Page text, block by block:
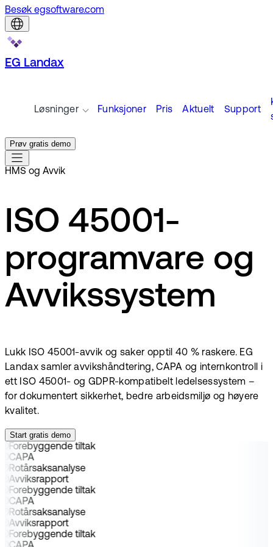
Besøk egsoftware.com
EG Landax
Løsninger Funksjoner Pris Aktuelt Support
Prøv gratis demo
HMS og Avvik
ISO 45001-
programvare og
Avvikssystem
Lukk ISO 45001-avvik og saker opptil 40 % raskere. EG
Landax samler avvikshåndtering, CAPA og internkontroll i
ett ISO 45001- og GDPR-kompatibelt ledelsessystem –
for dokumentert sikkerhet, bedre arbeidsmiljø og høyere
kvalitet.
Start gratis demo
Forebyggende tiltak
CAPA
Rotårsaksanalyse
Avviksrapport
Forebyggende tiltak
CAPA
Rotårsaksanalyse
Avviksrapport
Forebyggende tiltak